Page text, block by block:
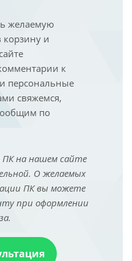
желаемую
и
к
персональные
свяжемся,
по
ПК на нашем сайте
О желаемых
ПК вы можете
при оформлении